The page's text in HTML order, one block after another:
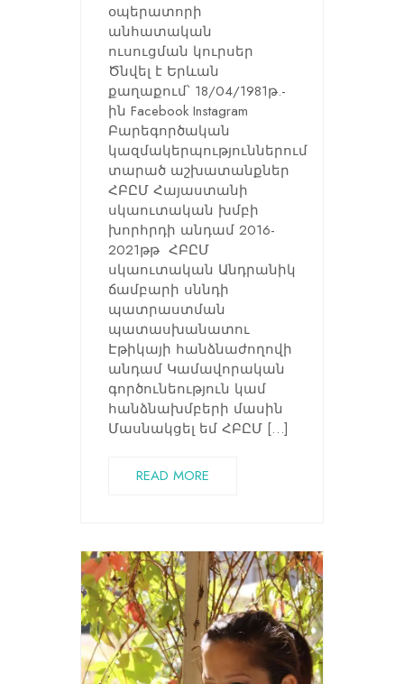
օպերատորի
անհատական
ուսուցման կուրսեր
Ծնվել է Երևան
քաղաքում՝ 18/04/1981թ.-
ին Facebook Instagram
Բարեգործական
կազմակերպություններում
տարած աշխատանքներ
ՀԲԸՄ Հայաստանի
սկաուտական խմբի
խորհրդի անդամ 2016-
2021թթ ՀԲԸՄ
սկաուտական Անդրանիկ
ճամբարի սննդի
պատրաստման
պատասխանատու
Էթիկայի հանձնաժողովի
անդամ Կամավորական
գործունեություն կամ
հանձնախմբերի մասին
Մասնակցել եմ ՀԲԸՄ […]
READ MORE